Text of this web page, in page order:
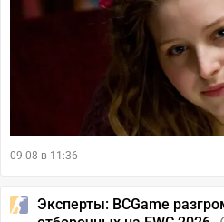
09.08 в 11:36
Эксперты: BCGame